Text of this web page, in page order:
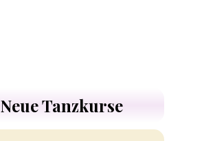
Neue Tanzkurse